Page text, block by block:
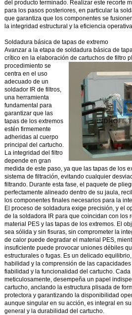
del producto terminado. Realizar este recorte
para los pasos posteriores, en particular la
que garantiza que los componentes se
la integridad estructural y la eficiencia
Soldadura básica de tapas de extremo
Avanzar a la etapa de soldadura básica de
crítico en la elaboración de cartuchos de filtro
procedimiento se
centra en el uso
adecuado de un
soldador IR de filtros,
una herramienta
fundamental para
garantizar que las
tapas de los extremos
estén firmemente
adheridas al cuerpo
principal del cartucho.
La integridad del filtro
depende en gran
medida de este paso, ya que las tapas de los
sistema de filtración, evitando cualquier
filtrando. Durante esta fase, el paquete de
perfectamente alineado dentro de su jaula,
los componentes finales necesarios para la
El proceso de soldadura exige precisión, y el
de la soldadora IR para que coincidan con los
material PES y las tapas de los extremos. El
sea sólida y sin fisuras, sin comprometer la
de calor puede degradar el material PES,
insuficiente puede provocar uniones débiles
estructurales o fugas. Es un delicado
habilidad y la comprensión de las
fiabilidad y la funcionalidad del cartucho.
meticulosamente, desempeña un papel
cartucho, anclando la estructura plisada de
protectora y garantizando la disponibilidad
aunque singular en su acción, es integral en
general y la durabilidad del cartucho.